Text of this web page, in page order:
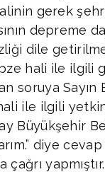
gerek
depreme
dile
hali ile ilgili
soruya
ile ilgili
Büyükşehir
diye
çağrı yapmıştır.